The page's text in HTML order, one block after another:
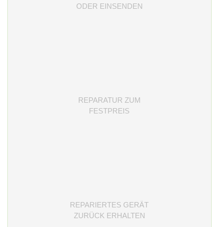
ODER EINSENDEN
REPARATUR ZUM
FESTPREIS
REPARIERTES GERÄT
ZURÜCK ERHALTEN